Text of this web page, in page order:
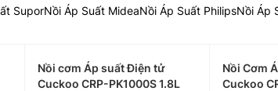
SuporNồi Áp Suất MideaNồi Áp Suất PhilipsNồi Áp
Nồi cơm Áp suất Điện tử
Cuckoo CRP-PK1000S 1.8L
Nồi Cơm
Cuckoo